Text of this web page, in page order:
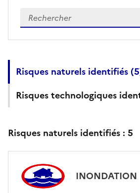
Veuillez renseigner votre
Risques naturels identifiés (5
Risques technologiques
Risques naturels identifiés : 5
INONDATION